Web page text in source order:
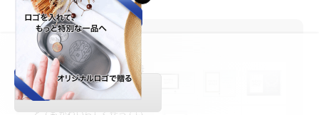
満足
一歳のお祝いの記念に祖父母
たちへおくるため購入しまし
た。
カーブSヨコ 入荷未定
入荷お知らせメール